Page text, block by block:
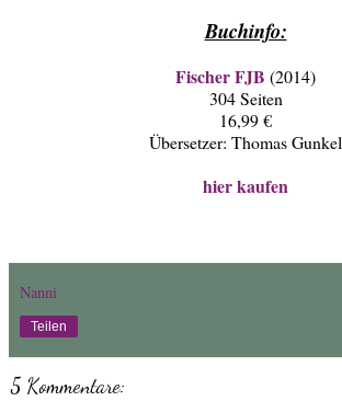
Buchinfo:
Fischer FJB (2014)
304 Seiten
16,99 €
Übersetzer: Thomas Gunkel
hier kaufen
Nanni
Teilen
5 Kommentare: